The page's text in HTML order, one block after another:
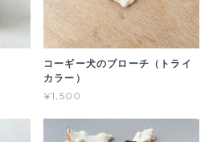
コーギー犬のブローチ（トライ
カラー）
¥1,500